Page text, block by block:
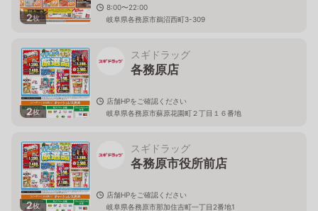
2枚
8:00〜22:00
岐阜県各務原市鵜沼西町3-309
2枚
スギドラッグ
各務原店
店舗HPをご確認ください
岐阜県各務原市蘇原花園町２丁目１６番地
2枚
スギドラッグ
各務原市役所前店
店舗HPをご確認ください
岐阜県各務原市那加住吉町一丁目2番地1